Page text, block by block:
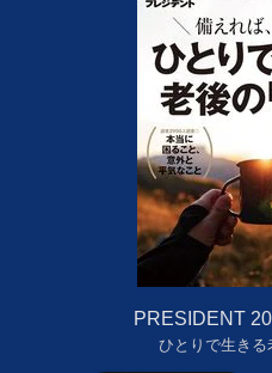
PRESIDENT
ひとりで生きる